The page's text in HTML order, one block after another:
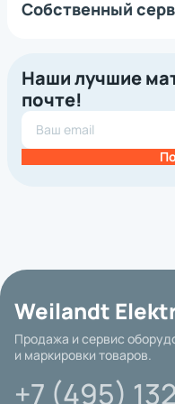
Собственный
Наши лучшие
почте!
Weilandt
Продажа и сервис
и маркировки товаров.
+7 (495)